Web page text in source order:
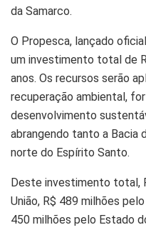
da Samarco.
O Propesca, lançado
um investimento total de
anos. Os recursos serão
recuperação ambiental,
desenvolvimento
abrangendo tanto a Bacia
norte do Espírito Santo.
Deste investimento total,
União, R$ 489 milhões
450 milhões pelo Estado